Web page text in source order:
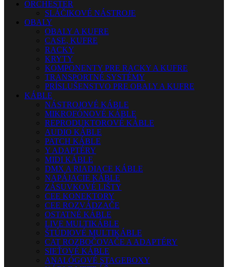
ORCHESTER
SLÁČIKOVÉ NÁSTROJE
OBALY
OBALY A KUFRE
CASE, KUFRE
RACKY
KRYTY
KOMPONENTY PRE RACKY A KUFRE
TRANSPORTNÉ SYSTÉMY
PRÍSLUŠENSTVO PRE OBALY A KUFRE
KÁBLE
NÁSTROJOVÉ KÁBLE
MIKROFÓNOVÉ KÁBLE
REPRODUKTOROVÉ KÁBLE
AUDIO KÁBLE
PATCH KÁBLE
Y ADAPTÉRY
MIDI KÁBLE
DMX A RIADIACE KÁBLE
NAPÁJACIE KÁBLE
ZÁSUVKOVÉ LIŠTY
CEE KONEKTORY
CEE ROZVÁDZAČE
OSTATNÉ KÁBLE
LIVE MULTIKÁBLE
ŠTÚDIOVÉ MULTIKÁBLE
CAT ROZBOČOVAČE A ADAPTÉRY
SIEŤOVÉ KÁBLE
ANALÓGOVÉ STAGEBOXY